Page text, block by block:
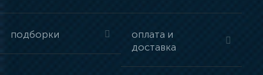
подборки
оплата и
доставка